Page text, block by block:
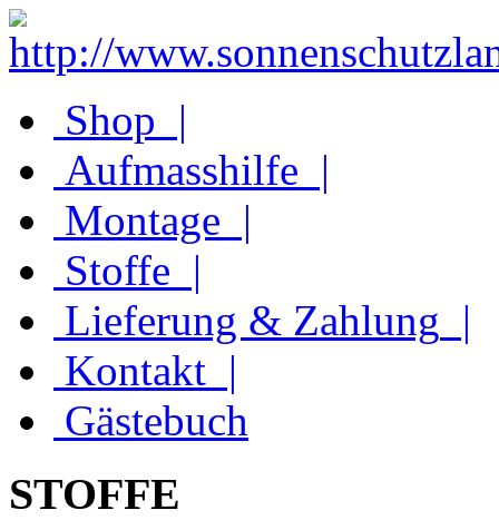
Shop |
Aufmasshilfe |
Montage |
Stoffe |
Lieferung & Zahlung |
Kontakt |
Gästebuch
STOFFE